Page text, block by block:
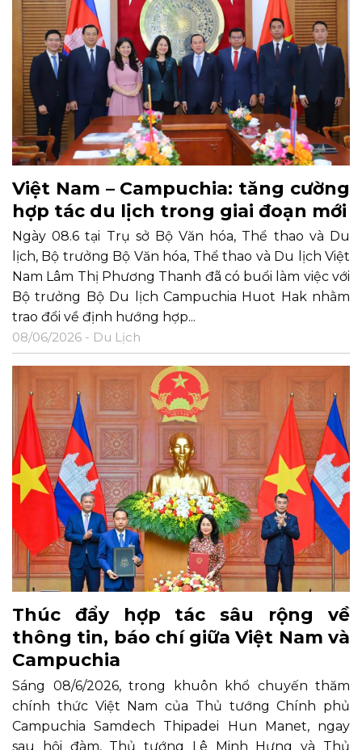
Việt Nam – Campuchia: tăng cường
hợp tác du lịch trong giai đoạn mới
Ngày 08.6 tại Trụ sở Bộ Văn hóa, Thể thao và Du
lịch, Bộ trưởng Bộ Văn hóa, Thể thao và Du lịch Việt
Nam Lâm Thị Phương Thanh đã có buổi làm việc với
Bộ trưởng Bộ Du lịch Campuchia Huot Hak nhằm
trao đổi về định hướng hợp...
08/06/2026 - Du Lịch
Thúc đẩy hợp tác sâu rộng về
thông tin, báo chí giữa Việt Nam và
Campuchia
Sáng 08/6/2026, trong khuôn khổ chuyến thăm
chính thức Việt Nam của Thủ tướng Chính phủ
Campuchia Samdech Thipadei Hun Manet, ngay
sau hội đàm, Thủ tướng Lê Minh Hưng và Thủ